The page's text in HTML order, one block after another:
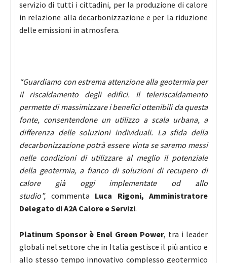
servizio di tutti i cittadini, per la produzione di calore
in relazione alla decarbonizzazione e per la riduzione
delle emissioni in atmosfera.
“Guardiamo con estrema attenzione alla geotermia per
il riscaldamento degli edifici. Il teleriscaldamento
permette di massimizzare i benefici ottenibili da questa
fonte, consentendone un utilizzo a scala urbana, a
differenza delle soluzioni individuali. La sfida della
decarbonizzazione potrà essere vinta se saremo messi
nelle condizioni di utilizzare al meglio il potenziale
della geotermia, a fianco di soluzioni di recupero di
calore già oggi implementate od allo
studio”, commenta Luca Rigoni, Amministratore
Delegato di A2A Calore e Servizi.
Platinum Sponsor è Enel Green Power, tra i leader
globali nel settore che in Italia gestisce il più antico e
allo stesso tempo innovativo complesso geotermico